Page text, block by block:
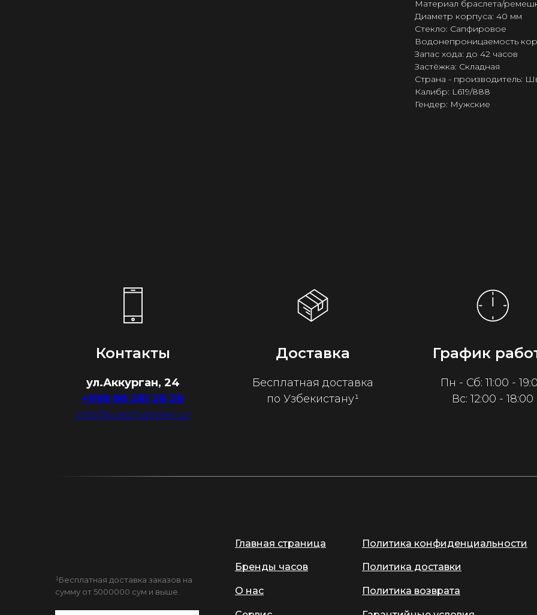
Материал браслета/
Диаметр корпуса: 40 мм
Стекло: Сапфировое
Водонепроницаемость
Запас хода: до 42 часов
Застёжка: Складная
Страна - производитель:
Калибр: L619/888
Гендер: Мужские
Контакты
ул.Аккурган, 24
+998 88 281 28 28
info@watchdealer.uz
Доставка
Бесплатная доставка
по Узбекистану¹
График
Пн - Сб: 11:00 -
Вс: 12:00 - 18:00
Главная страница
Бренды часов
О нас
¹Бесплатная доставка заказов на
сумму от 5000000 сум и выше.
Политика конфиденциальности
Политика доставки
Политика возврата